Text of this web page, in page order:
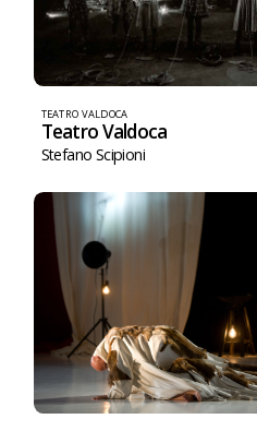
TEATRO VALDOCA
Teatro Valdoca
Stefano Scipioni